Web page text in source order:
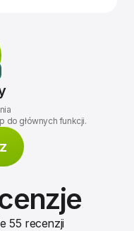
do głównych funkcji.
55 recenzji